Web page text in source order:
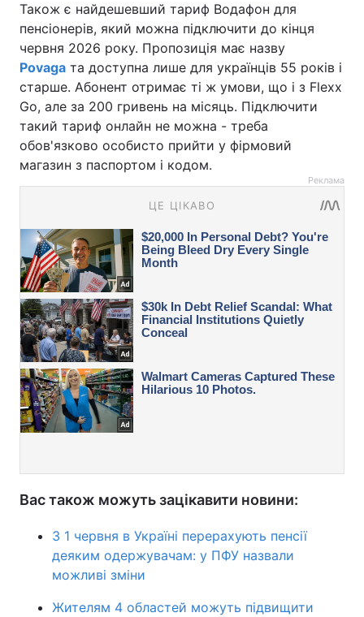
Також є найдешевший тариф Водафон для
пенсіонерів, який можна підключити до кінця
червня 2026 року. Пропозиція має назву
Povaga та доступна лише для українців 55 років і
старше. Абонент отримає ті ж умови, що і з Flexx
Go, але за 200 гривень на місяць. Підключити
такий тариф онлайн не можна - треба
обов'язково особисто прийти у фірмовий
магазин з паспортом і кодом.
Реклама
Вас також можуть зацікавити новини:
З 1 червня в Україні перерахують пенсії
деяким одержувачам: у ПФУ назвали
можливі зміни
Жителям 4 областей можуть підвищити